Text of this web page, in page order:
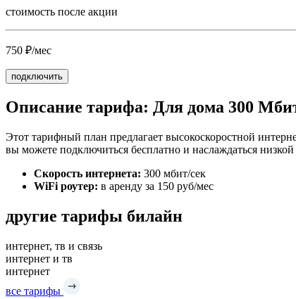
стоимость после акции
750 ₽/мес
подключить
Описание тарифа: Для дома 300
Этот тарифный план предлагает высокоскоростной
вы можете подключиться бесплатно и наслаждаться
Скорость интернета: 300 мбит/сек
WiFi роутер: в аренду за 150 руб/мес
другие тарифы билайн
интернет, тв и связь
интернет и тв
интернет
все тарифы